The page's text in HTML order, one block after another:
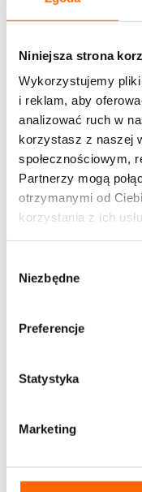
Niniejsza strona
Wykorzystujemy
i reklam, aby
analizować ruch w
korzystasz z naszej
społecznościowym,
Partnerzy mogą
otrzymanymi od
korzystania z ich
zgody
Niezbędne
Preferencje
Statystyka
Marketing
Zobacz
Zobacz
Nie wiesz,
dopasować
Skontaktuj się
Programy otwarte
Szkolenia
Szkoły
Ścieżki
Firma
O nas
Rynek i